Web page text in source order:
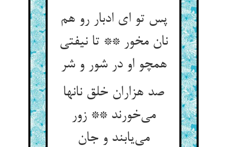
پس تو ای ادبار رو هم
نان مخور ** تا نیفتی
همچو او در شور و شر
صد هزاران خلق نانها
می‌خورند ** زور
می‌یابند و جان